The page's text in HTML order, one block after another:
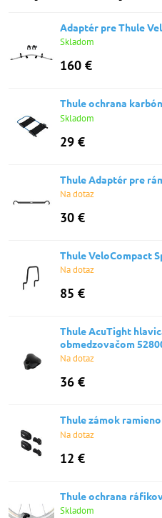
Adaptér pre Thule
Skladom
160 €
Thule ochrana
Skladom
29 €
Thule Adaptér pre
Na dotaz
30 €
Thule VeloCompact
Na dotaz
85 €
Thule AcuTight
obmedzovačom
Na dotaz
36 €
Thule zámok
Na dotaz
12 €
Thule ochrana
Skladom